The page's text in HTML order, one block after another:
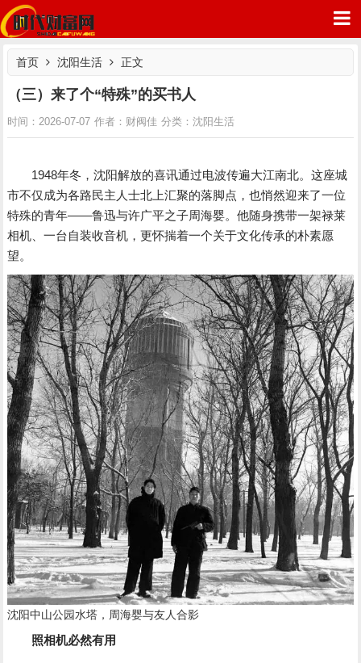
时代财富网
首页 沈阳生活 正文
（三）来了个“特殊”的买书人
时间：2026-07-07 作者：财阀佳 分类：沈阳生活
1948年冬，沈阳解放的喜讯通过电波传遍大江南北。这座城
市不仅成为各路民主人士北上汇聚的落脚点，也悄然迎来了一位
特殊的青年――鲁迅与许广平之子周海婴。他随身携带一架禄莱
相机、一台自装收音机，更怀揣着一个关于文化传承的朴素愿
望。
沈阳中山公园水塔，周海婴与友人合影
照相机必然有用